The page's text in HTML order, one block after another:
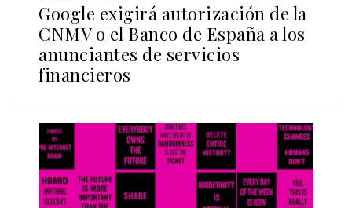
Google exigirá autorización de la
CNMV o el Banco de España a los
anunciantes de servicios
financieros